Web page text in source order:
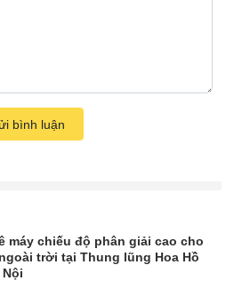
bình luận
máy chiếu độ phân giải cao cho
trời tại Thung lũng Hoa Hồ
Nội